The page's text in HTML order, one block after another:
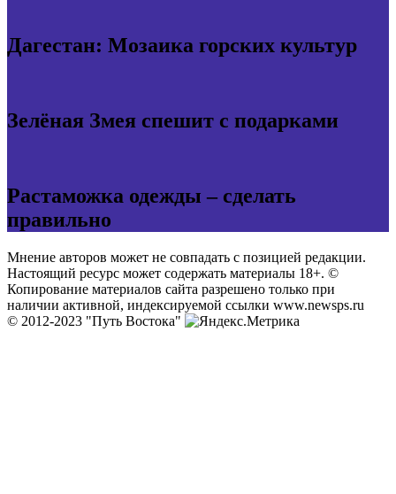
Дагестан: Мозаика горских культур
Зелёная Змея спешит с подарками
Растаможка одежды – сделать
правильно
Мнение авторов может не совпадать с позицией редакции.
Настоящий ресурс может содержать материалы 18+. ©
Копирование материалов сайта разрешено только при
наличии активной, индексируемой ссылки www.newsps.ru
© 2012-2023 "Путь Востока"